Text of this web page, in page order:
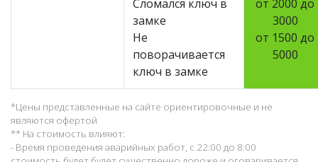
Сломался ключ в
замке
Не
поворачивается
ключ в замке
от 2000 до
3000
от 1500 до
5000
*Цены представленные на сайте ориентировочные и не
являются офертой
** На стоимость влияют:
- Время проведения аварийных работ, с 22:00 до 8:00